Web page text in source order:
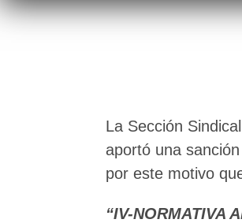
La Sección
aportó una
por este motivo
“IV-NORMATIVA